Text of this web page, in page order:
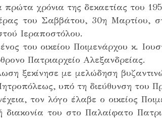
χρόνια της δεκαετίας του
του Σαββάτου, 30η Μαρτίου,
Ιεραποστόλου.
του οικείου Ποιμενάρχου κ.
Πατριαρχείο Αλεξανδρείας.
ξεκίνησε με μελώδηση
υπό τη διεύθυνση του
τον λόγο έλαβε ο οικείος
διακονία του στο Παλαίφατο